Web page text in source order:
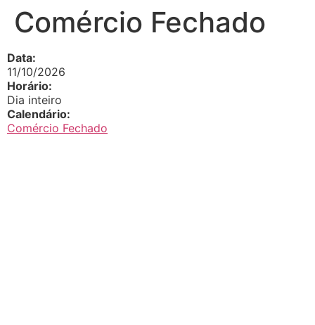
Comércio Fechado
Data:
11/10/2026
Horário:
Dia inteiro
Calendário:
Comércio Fechado